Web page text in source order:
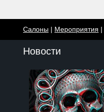
Салоны | Мероприятия |
Новости